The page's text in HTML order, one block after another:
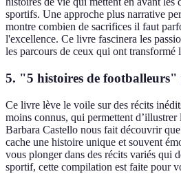
sportifs. Une approche plus narrative
montre combien de sacrifices il faut
l'excellence. Ce livre fascinera les
les parcours de ceux qui ont transformé
5. "5 histoires de
Ce livre lève le voile sur des récits
moins connus, qui permettent d’illustrer
Barbara Castello nous fait découvrir
cache une histoire unique et souvent
vous plonger dans des récits variés qui
sportif, cette compilation est faite pour